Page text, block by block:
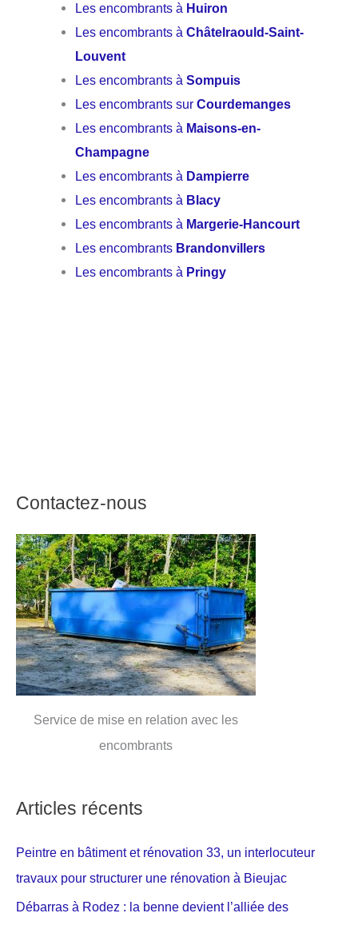
Les encombrants à Huiron
Les encombrants àChâtelraould-Saint-
Louvent
Les encombrants àSompuis
Les encombrants surCourdemanges
Les encombrants à Maisons-en-
Champagne
Les encombrants à Dampierre
Les encombrants à Blacy
Les encombrants à Margerie-Hancourt
Les encombrants Brandonvillers
Les encombrants à Pringy
Contactez-nous
Service de mise en relation avec les
encombrants
Articles récents
Peintre en bâtiment et rénovation 33, un interlocuteur
travaux pour structurer une rénovation à Bieujac
Débarras à Rodez : la benne devient l’alliée des